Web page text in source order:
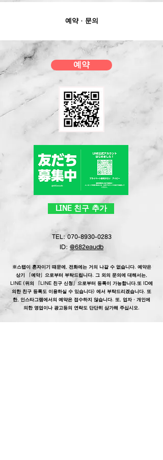
예약・문의
예약
TEL:070-8930-0283
ID: @682eaudb
※스탭이 혼자이기 때문에, 전화에는 거의 나갈 수 없습니다. 예약은
상기 「예약」으로부터 부탁드립니다. 그 외의 문의에 대해서는,
LINE (위의 「LINE 친구 신청」으로부터 등록이 가능합니다.또 ID에
의한 친구 등록도 이용하실 수 있습니다) 에서 부탁드리겠습니다. 또
한, 인스타그램에서의 예약은 접수하지 않습니다. 또, 업자・개인에
의한 영업이나 광고등의 연락도 단단히 삼가해 주십시오.
LINE 친구 추가